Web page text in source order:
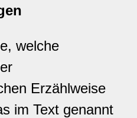
welche
Erzählweise
im Text genannt